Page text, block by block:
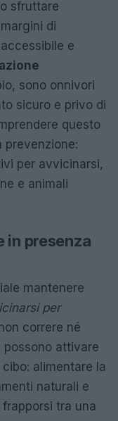
o sfruttare
di
e
sono onnivori
sicuro e privo di
questo
prevenzione:
per avvicinarsi,
e animali
in presenza
mantenere
per
correre né
attivare
alimentare la
naturali e
tra una